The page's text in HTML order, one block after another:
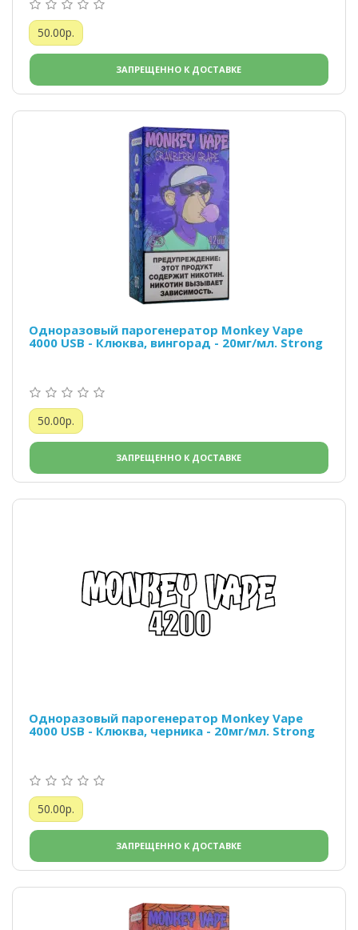
50.00р.
ЗАПРЕЩЕННО К ДОСТАВКЕ
Одноразовый парогенератор Monkey Vape
4000 USB - Клюква, вингорад - 20мг/мл. Strong
50.00р.
ЗАПРЕЩЕННО К ДОСТАВКЕ
Одноразовый парогенератор Monkey Vape
4000 USB - Клюква, черника - 20мг/мл. Strong
50.00р.
ЗАПРЕЩЕННО К ДОСТАВКЕ